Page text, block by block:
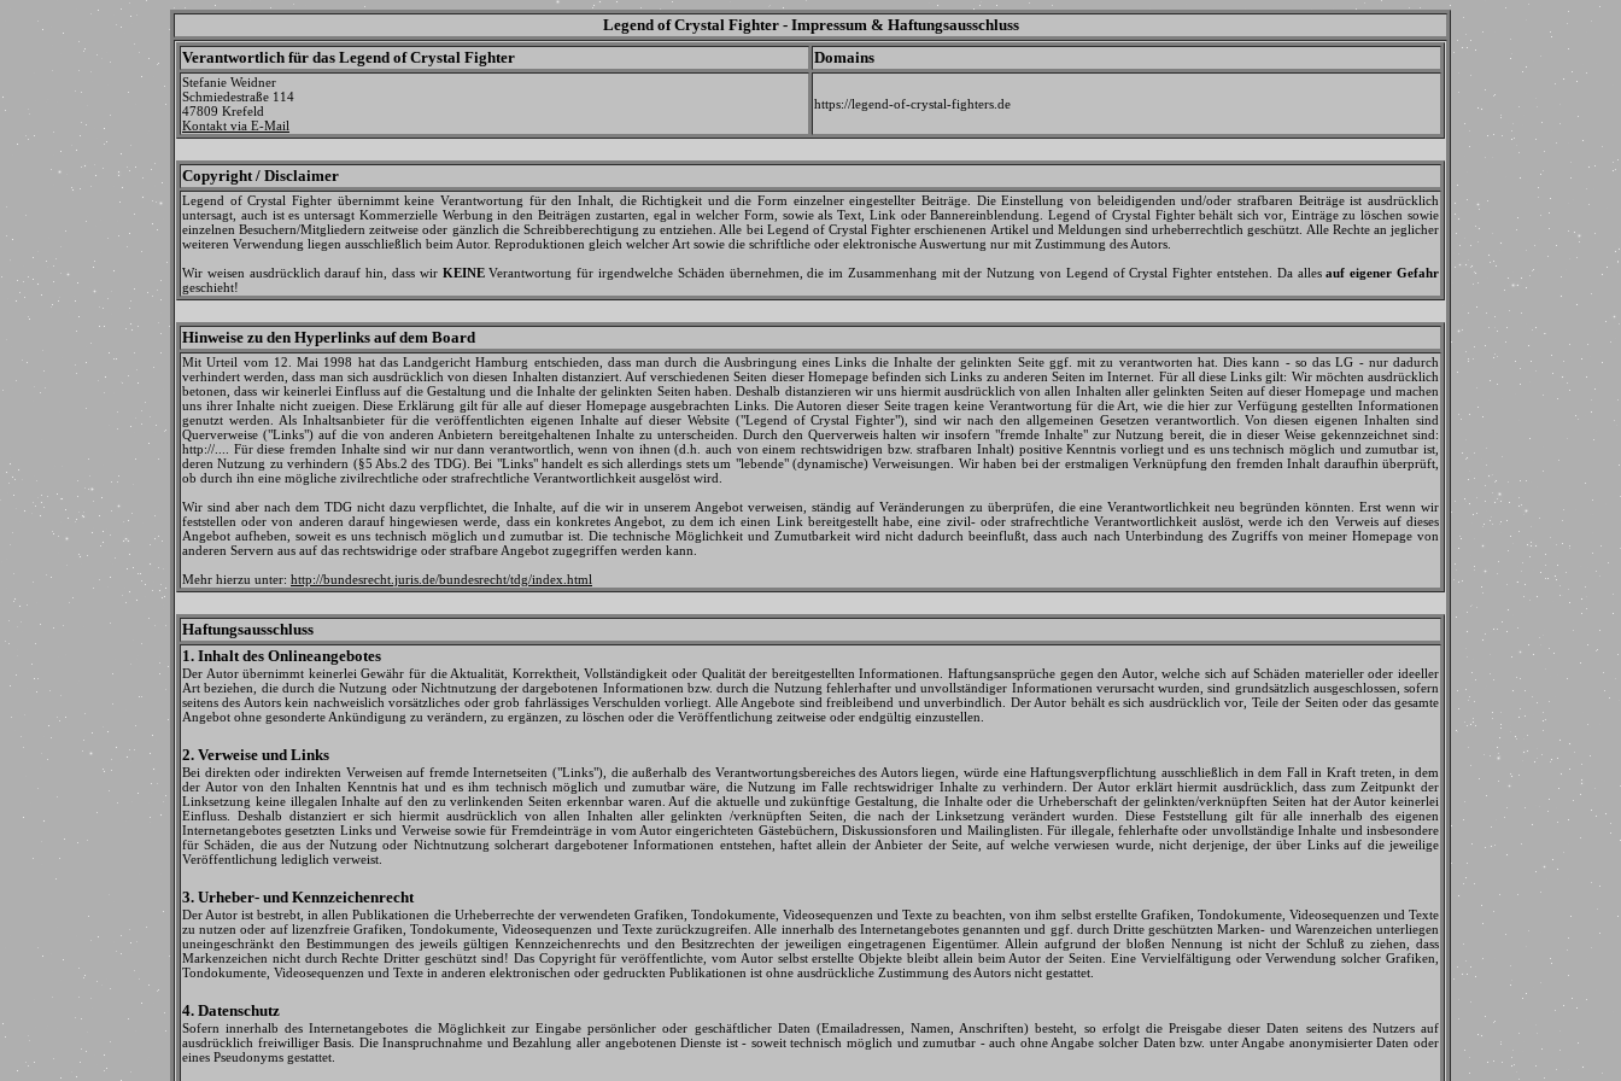
Legend of Crystal Fighter - Impressum & Haftungsausschluss
Verantwortlich für das Legend of Crystal Fighter
Domains
Stefanie Weidner
Schmiedestraße 114
47809 Krefeld
Kontakt via E-Mail
https://legend-of-crystal-fighters.de
Copyright / Disclaimer
Legend of Crystal Fighter übernimmt keine Verantwortung für den Inhalt, die Richtigkeit und die Form einzelner eingestellter Beiträge. Die Einstellung von beleidigenden und/oder strafbaren Beiträge ist ausdrücklich
untersagt, auch ist es untersagt Kommerzielle Werbung in den Beiträgen zustarten, egal in welcher Form, sowie als Text, Link oder Bannereinblendung. Legend of Crystal Fighter behält sich vor, Einträge zu löschen sowie
einzelnen Besuchern/Mitgliedern zeitweise oder gänzlich die Schreibberechtigung zu entziehen. Alle bei Legend of Crystal Fighter erschienenen Artikel und Meldungen sind urheberrechtlich geschützt. Alle Rechte an jeglicher
weiteren Verwendung liegen ausschließlich beim Autor. Reproduktionen gleich welcher Art sowie die schriftliche oder elektronische Auswertung nur mit Zustimmung des Autors.
Wir weisen ausdrücklich darauf hin, dass wir KEINEVerantwortung für irgendwelche Schäden übernehmen, die im Zusammenhang mit der Nutzung von Legend of Crystal Fighter entstehen. Da allesauf eigener Gefahr
geschieht!
Hinweise zu den Hyperlinks auf dem Board
Mit Urteil vom 12. Mai 1998 hat das Landgericht Hamburg entschieden, dass man durch die Ausbringung eines Links die Inhalte der gelinkten Seite ggf. mit zu verantworten hat. Dies kann - so das LG - nur dadurch
verhindert werden, dass man sich ausdrücklich von diesen Inhalten distanziert. Auf verschiedenen Seiten dieser Homepage befinden sich Links zu anderen Seiten im Internet. Für all diese Links gilt: Wir möchten ausdrücklich
betonen, dass wir keinerlei Einfluss auf die Gestaltung und die Inhalte der gelinkten Seiten haben. Deshalb distanzieren wir uns hiermit ausdrücklich von allen Inhalten aller gelinkten Seiten auf dieser Homepage und machen
uns ihrer Inhalte nicht zueigen. Diese Erklärung gilt für alle auf dieser Homepage ausgebrachten Links. Die Autoren dieser Seite tragen keine Verantwortung für die Art, wie die hier zur Verfügung gestellten Informationen
genutzt werden. Als Inhaltsanbieter für die veröffentlichten eigenen Inhalte auf dieser Website ("Legend of Crystal Fighter"), sind wir nach den allgemeinen Gesetzen verantwortlich. Von diesen eigenen Inhalten sind
Querverweise ("Links") auf die von anderen Anbietern bereitgehaltenen Inhalte zu unterscheiden. Durch den Querverweis halten wir insofern "fremde Inhalte" zur Nutzung bereit, die in dieser Weise gekennzeichnet sind:
http://.... Für diese fremden Inhalte sind wir nur dann verantwortlich, wenn von ihnen (d.h. auch von einem rechtswidrigen bzw. strafbaren Inhalt) positive Kenntnis vorliegt und es uns technisch möglich und zumutbar ist,
deren Nutzung zu verhindern (§5 Abs.2 des TDG). Bei "Links" handelt es sich allerdings stets um "lebende" (dynamische) Verweisungen. Wir haben bei der erstmaligen Verknüpfung den fremden Inhalt daraufhin überprüft,
ob durch ihn eine mögliche zivilrechtliche oder strafrechtliche Verantwortlichkeit ausgelöst wird.
Wir sind aber nach dem TDG nicht dazu verpflichtet, die Inhalte, auf die wir in unserem Angebot verweisen, ständig auf Veränderungen zu überprüfen, die eine Verantwortlichkeit neu begründen könnten. Erst wenn wir
feststellen oder von anderen darauf hingewiesen werde, dass ein konkretes Angebot, zu dem ich einen Link bereitgestellt habe, eine zivil- oder strafrechtliche Verantwortlichkeit auslöst, werde ich den Verweis auf dieses
Angebot aufheben, soweit es uns technisch möglich und zumutbar ist. Die technische Möglichkeit und Zumutbarkeit wird nicht dadurch beeinflußt, dass auch nach Unterbindung des Zugriffs von meiner Homepage von
anderen Servern aus auf das rechtswidrige oder strafbare Angebot zugegriffen werden kann.
Mehr hierzu unter: http://bundesrecht.juris.de/bundesrecht/tdg/index.html
Haftungsausschluss
1. Inhalt des Onlineangebotes
Der Autor übernimmt keinerlei Gewähr für die Aktualität, Korrektheit, Vollständigkeit oder Qualität der bereitgestellten Informationen. Haftungsansprüche gegen den Autor, welche sich auf Schäden materieller oder ideeller
Art beziehen, die durch die Nutzung oder Nichtnutzung der dargebotenen Informationen bzw. durch die Nutzung fehlerhafter und unvollständiger Informationen verursacht wurden, sind grundsätzlich ausgeschlossen, sofern
seitens des Autors kein nachweislich vorsätzliches oder grob fahrlässiges Verschulden vorliegt. Alle Angebote sind freibleibend und unverbindlich. Der Autor behält es sich ausdrücklich vor, Teile der Seiten oder das gesamte
Angebot ohne gesonderte Ankündigung zu verändern, zu ergänzen, zu löschen oder die Veröffentlichung zeitweise oder endgültig einzustellen.
2. Verweise und Links
Bei direkten oder indirekten Verweisen auf fremde Internetseiten ("Links"), die außerhalb des Verantwortungsbereiches des Autors liegen, würde eine Haftungsverpflichtung ausschließlich in dem Fall in Kraft treten, in dem
der Autor von den Inhalten Kenntnis hat und es ihm technisch möglich und zumutbar wäre, die Nutzung im Falle rechtswidriger Inhalte zu verhindern. Der Autor erklärt hiermit ausdrücklich, dass zum Zeitpunkt der
Linksetzung keine illegalen Inhalte auf den zu verlinkenden Seiten erkennbar waren. Auf die aktuelle und zukünftige Gestaltung, die Inhalte oder die Urheberschaft der gelinkten/verknüpften Seiten hat der Autor keinerlei
Einfluss. Deshalb distanziert er sich hiermit ausdrücklich von allen Inhalten aller gelinkten /verknüpften Seiten, die nach der Linksetzung verändert wurden. Diese Feststellung gilt für alle innerhalb des eigenen
Internetangebotes gesetzten Links und Verweise sowie für Fremdeinträge in vom Autor eingerichteten Gästebüchern, Diskussionsforen und Mailinglisten. Für illegale, fehlerhafte oder unvollständige Inhalte und insbesondere
für Schäden, die aus der Nutzung oder Nichtnutzung solcherart dargebotener Informationen entstehen, haftet allein der Anbieter der Seite, auf welche verwiesen wurde, nicht derjenige, der über Links auf die jeweilige
Veröffentlichung lediglich verweist.
3. Urheber- und Kennzeichenrecht
Der Autor ist bestrebt, in allen Publikationen die Urheberrechte der verwendeten Grafiken, Tondokumente, Videosequenzen und Texte zu beachten, von ihm selbst erstellte Grafiken, Tondokumente, Videosequenzen und Texte
zu nutzen oder auf lizenzfreie Grafiken, Tondokumente, Videosequenzen und Texte zurückzugreifen. Alle innerhalb des Internetangebotes genannten und ggf. durch Dritte geschützten Marken- und Warenzeichen unterliegen
uneingeschränkt den Bestimmungen des jeweils gültigen Kennzeichenrechts und den Besitzrechten der jeweiligen eingetragenen Eigentümer. Allein aufgrund der bloßen Nennung ist nicht der Schluß zu ziehen, dass
Markenzeichen nicht durch Rechte Dritter geschützt sind! Das Copyright für veröffentlichte, vom Autor selbst erstellte Objekte bleibt allein beim Autor der Seiten. Eine Vervielfältigung oder Verwendung solcher Grafiken,
Tondokumente, Videosequenzen und Texte in anderen elektronischen oder gedruckten Publikationen ist ohne ausdrückliche Zustimmung des Autors nicht gestattet.
4. Datenschutz
Sofern innerhalb des Internetangebotes die Möglichkeit zur Eingabe persönlicher oder geschäftlicher Daten (Emailadressen, Namen, Anschriften) besteht, so erfolgt die Preisgabe dieser Daten seitens des Nutzers auf
ausdrücklich freiwilliger Basis. Die Inanspruchnahme und Bezahlung aller angebotenen Dienste ist - soweit technisch möglich und zumutbar - auch ohne Angabe solcher Daten bzw. unter Angabe anonymisierter Daten oder
eines Pseudonyms gestattet.